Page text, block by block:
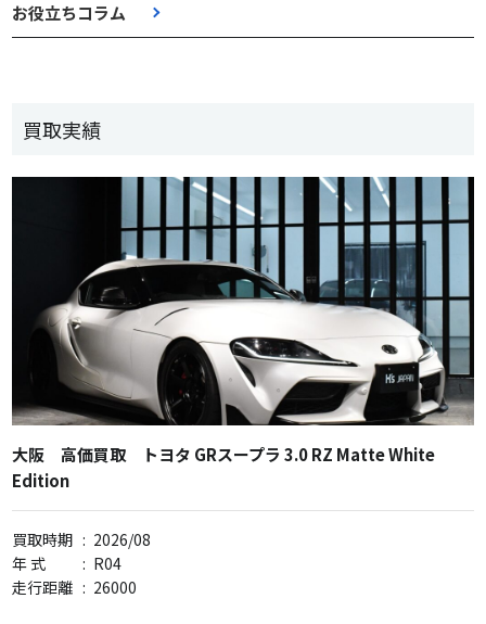
お役立ちコラム
買取実績
大阪 高価買取 トヨタ GRスープラ 3.0 RZ Matte White
Edition
買取時期 : 2026/08
年 式
: R04
走行距離 : 26000